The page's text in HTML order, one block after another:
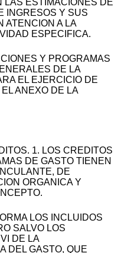
LAS ESTIMACIONES DE
INGRESOS Y SUS
ATENCION A LA
ESPECIFICA.
Y PROGRAMAS
DE LA
EL EJERCICIO DE
ANEXO DE LA
1. LOS CREDITOS
DE GASTO TIENEN
DE
ORGANICA Y
LOS INCLUIDOS
SALVO LOS
DE LA
DEL GASTO, QUE